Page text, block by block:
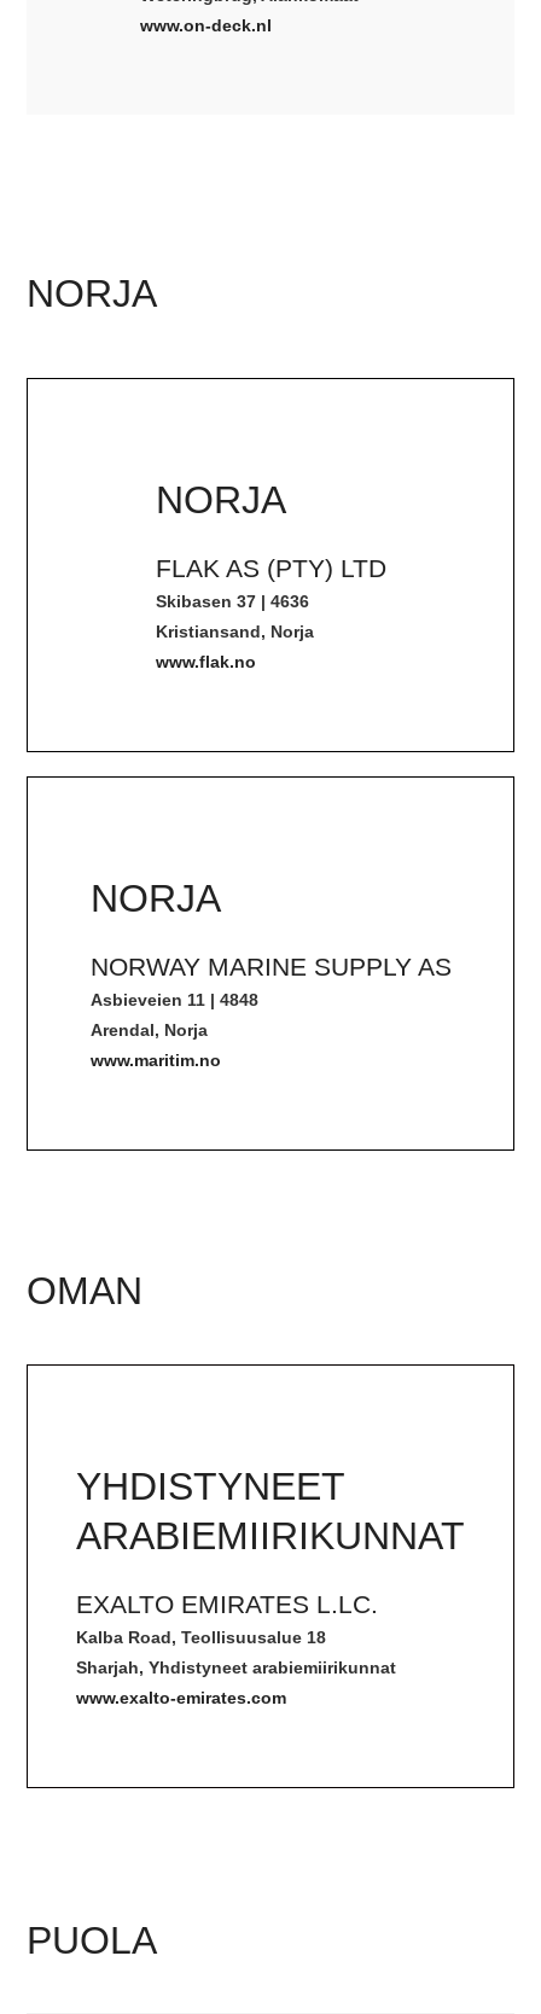
www.on-deck.nl
NORJA
NORJA
FLAK AS (PTY) LTD
Skibasen 37 | 4636
Kristiansand, Norja
www.flak.no
NORJA
NORWAY MARINE SUPPLY AS
Asbieveien 11 | 4848
Arendal, Norja
www.maritim.no
OMAN
YHDISTYNEET
ARABIEMIIRIKUNNAT
EXALTO EMIRATES L.LC.
Kalba Road, Teollisuusalue 18
Sharjah, Yhdistyneet arabiemiirikunnat
www.exalto-emirates.com
PUOLA